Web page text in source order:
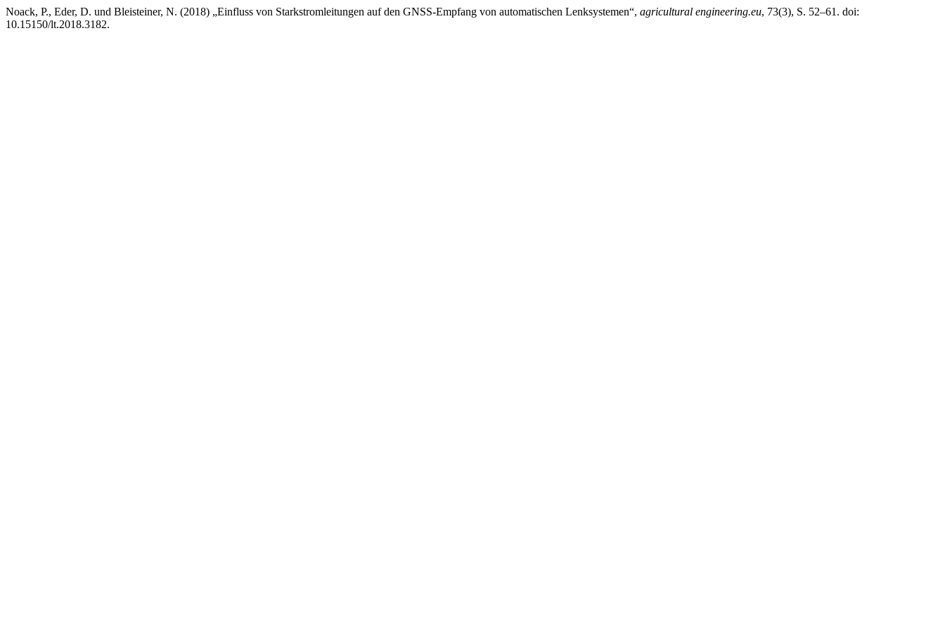
Noack, P., Eder, D. und Bleisteiner, N. (2018) „Einfluss von Starkstromleitungen auf den GNSS-Empfang von automatischen Lenksystemen“, agricultural engineering.eu, 73(3), S. 52–61. doi:
10.15150/lt.2018.3182.